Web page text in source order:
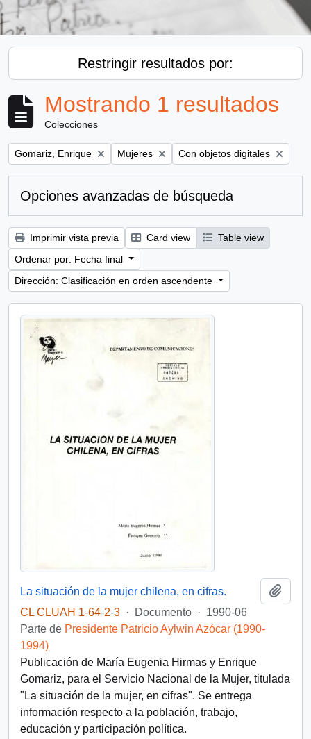
Restringir resultados por:
Mostrando 1 resultados
Colecciones
Remove filter:
Gomariz, Enrique Remove filter:
Mujeres Remove filter:
Con objetos digitales
Opciones avanzadas de búsqueda
Imprimir vista previa Card view
Table view
Ordenar por: Fecha final
Dirección: Clasificación en orden ascendente
La situación de la mujer chilena, en cifras.
CL CLUAH 1-64-2-3 · Documento · 1990-06
Parte de Presidente Patricio Aylwin Azócar (1990-
1994)
Publicación de María Eugenia Hirmas y Enrique
Gomariz, para el Servicio Nacional de la Mujer, titulada
"La situación de la mujer, en cifras". Se entrega
información respecto a la población, trabajo,
educación y participación política.